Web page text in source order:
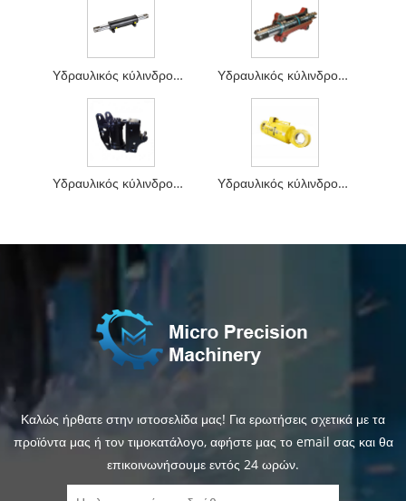
Υδραυλικός κύλινδρος τιμονιού του φορτηγού περονοφόρου Υδραυλικός κύλινδρος τιμονιού
Υδραυλικός κύλινδρος Swing Excavator Υδραυλικός κύλινδρος μπουλντόζερ εκσκαφητή
Καλώς ήρθατε στην ιστοσελίδα μας! Για ερωτήσεις σχετικά με τα
προϊόντα μας ή τον τιμοκατάλογο, αφήστε μας το email σας και θα
επικοινωνήσουμε εντός 24 ωρών.